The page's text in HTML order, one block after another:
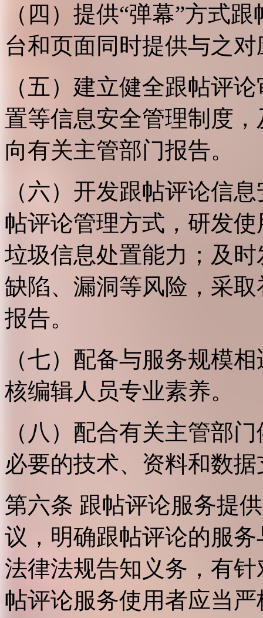
（四）提供“弹幕”方式
台和页面同时提供与之
（五）建立健全跟帖评
置等信息安全管理制度
向有关主管部门报告。
（六）开发跟帖评论信
帖评论管理方式，研发
垃圾信息处置能力；及
缺陷、漏洞等风险，采
报告。
（七）配备与服务规模
核编辑人员专业素养。
（八）配合有关主管部
必要的技术、资料和数
第六条 跟帖评论服务提
议，明确跟帖评论的服
法律法规告知义务，有
帖评论服务使用者应当